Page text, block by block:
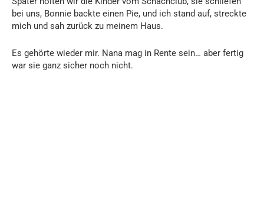
bei uns, Bonnie backte einen Pie, und ich stand auf, streckte
mich und sah zurück zu meinem Haus.
Es gehörte wieder mir. Nana mag in Rente sein… aber fertig
war sie ganz sicher noch nicht.